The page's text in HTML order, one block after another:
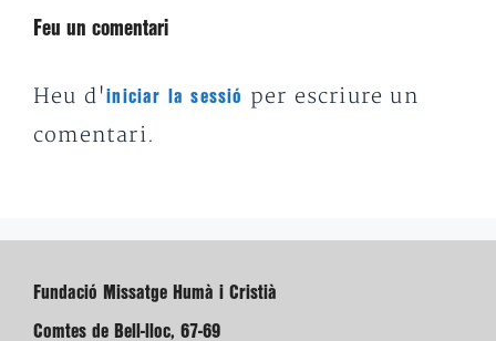
Feu un comentari
Heu d'iniciar la sessió
per escriure un
comentari.
Fundació Missatge Humà i Cristià
Comtes de Bell-lloc, 67-69